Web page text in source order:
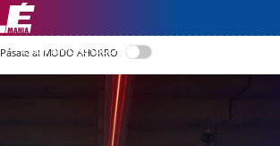
LEER EN CASTELLANO
Pásate al MODO AHORRO